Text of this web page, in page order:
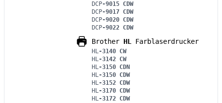
DCP-9015 CDW
DCP-9017 CDW
DCP-9020 CDW
DCP-9022 CDW
Brother HL Farblaserdrucker
HL-3140 CW
HL-3142 CW
HL-3150 CDN
HL-3150 CDW
HL-3152 CDW
HL-3170 CDW
HL-3172 CDW